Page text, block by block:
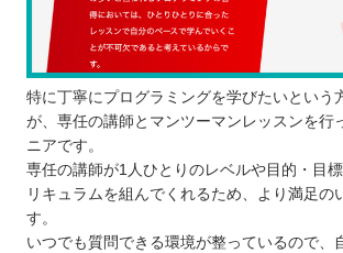
特に丁寧にプログラミングを学びたいという
が、専任の講師とマンツーマンレッスンを行
ニアです。
専任の講師が1人ひとりのレベルや目的・目
リキュラムを組んでくれるため、より満足の
す。
いつでも質問できる環境が整っているので、